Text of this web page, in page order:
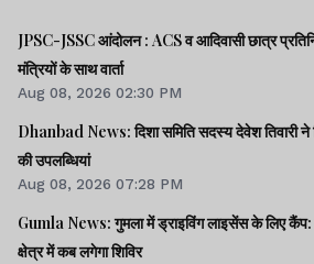
JPSC-JSSC आंदोलन : ACS व आदिवासी छात्र
मंत्रियों के साथ वार्ता
Aug 08, 2026 02:30 PM
Dhanbad News: दिशा समिति सदस्य देवेश तिवारी ने
की उपलब्धियां
Aug 08, 2026 07:28 PM
Gumla News: गुमला में ड्राइविंग लाइसेंस के लिए
क्षेत्र में कब लगेगा शिविर